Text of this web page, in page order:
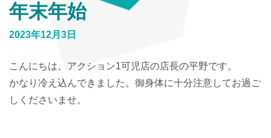
年末年始
2023年12月3日
こんにちは。アクション1可児店の店長の平野です。
かなり冷え込んできました。御身体に十分注意してお過ご
しくださいませ。